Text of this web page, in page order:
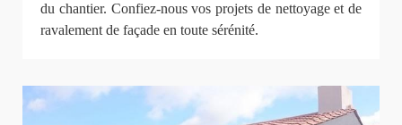
du chantier. Confiez-nous vos projets de nettoyage et de
ravalement de façade en toute sérénité.